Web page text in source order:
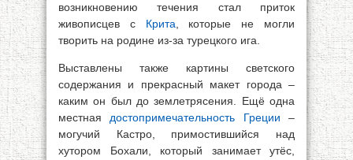
возникновению течения стал приток
живописцев с Крита , которые не могли
творить на родине из-за турецкого ига.
Выставлены также картины светского
содержания и прекрасный макет города –
каким он был до землетрясения. Ещё одна
местная достопримечательность Греции –
могучий Кастро, примостившийся над
хутором Бохали, который занимает утёс,